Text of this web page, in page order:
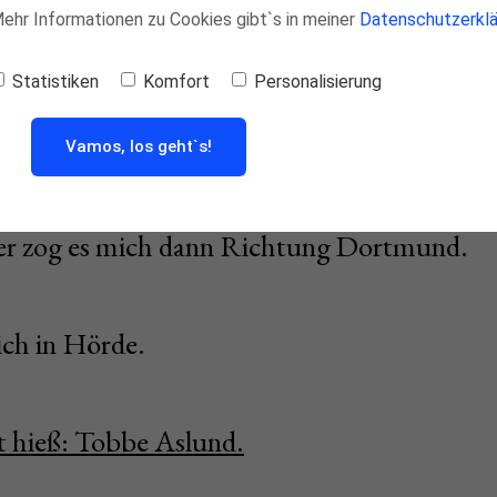
wechselte bekam ich einen neuen Trainer.
zog es mich dann Richtung Dortmund.
in Hörde.
Tobbe Aslund.
Informationen zu Cookies gibt`s in meiner
Statistiken Komfort Personalisierung
Vamos, los geht`s!